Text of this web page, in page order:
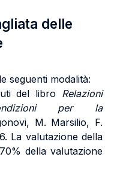
delle
seguenti modalità:
del libro Relazioni
per la
M. Marsilio, F.
La valutazione della
della valutazione